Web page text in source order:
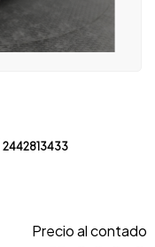
2442813433
Precio al contado